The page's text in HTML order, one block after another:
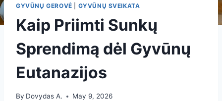
GYVŪNŲ GEROVĖ GYVŪNŲ SVEIKATA
Kaip Priimti Sunkų
Sprendimą dėl Gyvūnų
Eutanazijos
By Dovydas A. May 9, 2026